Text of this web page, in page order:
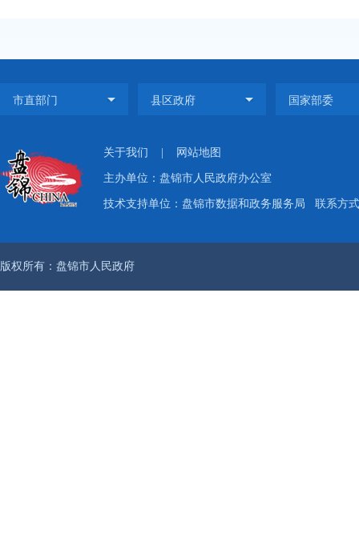
关于我们 网站地图
主办单位：盘锦市人民政府办公室
技术支持单位：盘锦市数据和政务服务局 联系方
版权所有：盘锦市人民政府